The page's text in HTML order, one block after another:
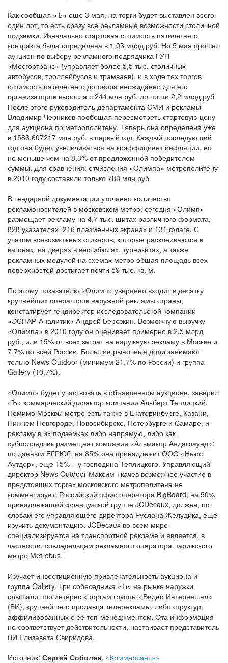
Как сообщал «Ъ» еще 3 мая, на торги будет выставлен всего
один лот, то есть сразу все рекламные возможности столичной
подземки. Изначально стартовая стоимость пятилетнего
контракта была определена в 1,03 млрд руб. Но 5 мая прошел
аукцион по выбору рекламного подрядчика ГУП
«Мосгортранс» (управляет более 5,5 тыс. столичных
автобусов, троллейбусов и трамваев), и в ходе тех торгов
стоимость пятилетнего договора неожиданно для его
организаторов выросла с 244 млн руб. до почти 2,2 млрд руб.
После этого руководитель департамента СМИ и рекламы
Владимир Черников пообещал пересмотреть стартовую цену
для аукциона по метрополитену. Теперь она определена уже
в 1586,607217 млн руб. в первый год. Каждый последующий
год она будет увеличиваться на коэффициент инфляции, но
не меньше чем на 8,3% от предложенной победителем
суммы. Для сравнения: отчисления «Олимпа» метрополитену
в 2010 году составили только 783 млн руб.
В тендерной документации уточнено количество
рекламоносителей в московском метро: сегодня «Олимп»
размещает рекламу на 4,7 тыс. щитах различного формата,
828 указателях, 216 плазменных экранах и 131 флаге. С
учетом всевозможных стикеров, которые расклеиваются в
вагонах, на дверях в вестибюлях, турникетах, а также
рекламных модулей на схемах метро общая площадь всех
поверхностей достигает почти 59 тыс. кв. м.
По этому показателю «Олимп» уверенно входит в десятку
крупнейших операторов наружной рекламы страны,
констатирует гендиректор исследовательской компании
«ЭСПАР-Аналитик» Андрей Березкин. Возможную выручку
«Олимпа» в 2010 году он оценивает примерно в 2,5 млрд
руб., или 15% от всех затрат на наружную рекламу в Москве и
7,7% по всей России. Большие рыночные доли занимают
только News Outdoor (минимум 21,7% по России) и группа
Gallery (10,7%).
«Олимп» будет участвовать в объявленном аукционе, заверил
«Ъ» коммерческий директор компании Альберт Теплицкий.
Помимо Москвы метро есть также в Екатеринбурге, Казани,
Нижнем Новгороде, Новосибирске, Петербурге и Самаре, и
рекламу в их подземках либо напрямую, либо как
субподрядчик размещает компания «Альмакор Андеграунд»:
по данным ЕГРЮЛ, на 85% она принадлежит ООО «Ньюс
Аутдор», еще 15% – у господина Теплицкого. Управляющий
директор News Outdoor Максим Ткачев возможное участие в
предстоящих торгах московского метрополитена не
комментирует. Российский офис оператора BigBoard, на 50%
принадлежащий французской группе JCDecaux, должен, по
словам его управляющего директора Руслана Желудика, еще
изучить документацию. JCDecaux во всем мире
специализируется на транспортной рекламе и является, в
частности, совладельцем рекламного оператора парижского
метро Metrobus.
Изучает инвестиционную привлекательность аукциона и
группа Gallery. Три собеседника «Ъ» на рынке наружки
слышали про интерес к торгам группы «Видео Интернешнл»
(ВИ), крупнейшего продавца телерекламы, либо структур,
аффилированных с ее топ-менеджментом. Эта информация
не соответствует действительности, настаивает представитель
ВИ Елизавета Свиридова.
Источник: Сергей Соболев, «Коммерсантъ»